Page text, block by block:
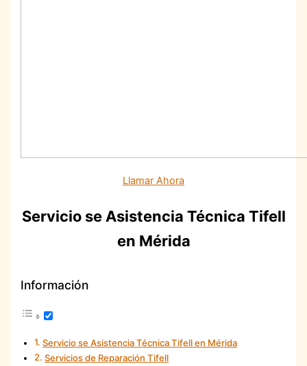
Llamar Ahora
Servicio se Asistencia Técnica Tifell
en Mérida
Información
Servicio se Asistencia Técnica Tifell en Mérida
Servicios de Reparación Tifell